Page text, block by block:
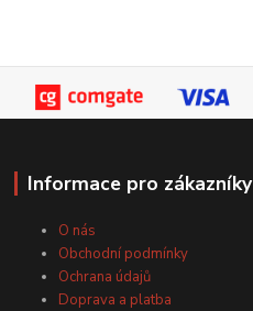
Informace pro zákazníky
O nás
Obchodní podmínky
Ochrana údajů
Doprava a platba